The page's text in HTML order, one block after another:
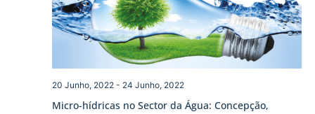
Micro-hídricas no Sector da Água: Concepção,
20 Junho, 2022- 24 Junho, 2022